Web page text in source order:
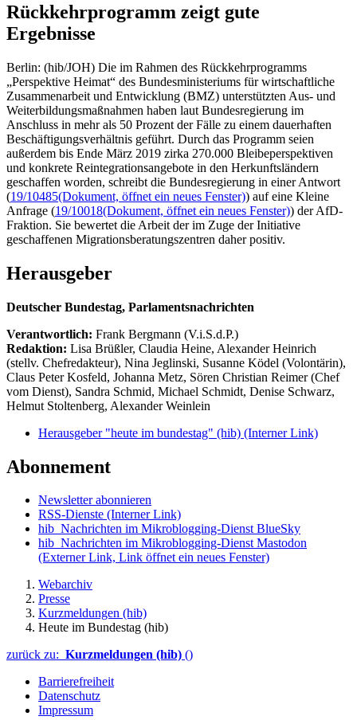
Rückkehrprogramm zeigt gute
Ergebnisse
Berlin: (hib/JOH) Die im Rahmen des Rückkehrprogramms
„Perspektive Heimat“ des Bundesministeriums für wirtschaftliche
Zusammenarbeit und Entwicklung (BMZ) unterstützten Aus- und
Weiterbildungsmaßnahmen haben laut Bundesregierung im
Anschluss in mehr als 50 Prozent der Fälle zu einem dauerhaften
Beschäftigungsverhältnis geführt. Durch das Programm seien
außerdem bis Ende März 2019 zirka 270.000 Bleibeperspektiven
und konkrete Reintegrationsangebote in den Herkunftsländern
geschaffen worden, schreibt die Bundesregierung in einer Antwort
(19/10485(Dokument, öffnet ein neues Fenster)) auf eine Kleine
Anfrage (19/10018(Dokument, öffnet ein neues Fenster)) der AfD-
Fraktion. Sie bewertet die Arbeit der im Zuge der Initiative
geschaffenen Migrationsberatungszentren daher positiv.
Herausgeber
Deutscher Bundestag, Parlamentsnachrichten
Verantwortlich: Frank Bergmann (V.i.S.d.P.)
Redaktion: Lisa Brüßler, Claudia Heine, Alexander Heinrich
(stellv. Chefredakteur), Nina Jeglinski, Susanne Ködel (Volontärin),
Claus Peter Kosfeld, Johanna Metz, Sören Christian Reimer (Chef
vom Dienst), Sandra Schmid, Michael Schmidt, Denise Schwarz,
Helmut Stoltenberg, Alexander Weinlein
Herausgeber "heute im bundestag" (hib) (Interner Link)
Abonnement
Newsletter abonnieren
RSS-Dienste (Interner Link)
hib_Nachrichten im Mikroblogging-Dienst BlueSky
hib_Nachrichten im Mikroblogging-Dienst Mastodon
(Externer Link, Link öffnet ein neues Fenster)
Webarchiv
Presse
Kurzmeldungen (hib)
Heute im Bundestag (hib)
zurück zu: Kurzmeldungen (hib) ()
Barrierefreiheit
Datenschutz
Impressum